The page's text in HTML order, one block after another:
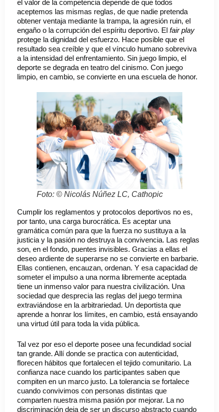
el valor de la competencia depende de que todos
aceptemos las mismas reglas, de que nadie pretenda
obtener ventaja mediante la trampa, la agresión ruin, el
engaño o la corrupción del espíritu deportivo. El fair play
protege la dignidad del esfuerzo. Hace posible que el
resultado sea creíble y que el vínculo humano sobreviva
a la intensidad del enfrentamiento. Sin juego limpio, el
deporte se degrada en teatro del cinismo. Con juego
limpio, en cambio, se convierte en una escuela de honor.
Foto: © Nicolás Núñez LC, Cathopic
Cumplir los reglamentos y protocolos deportivos no es,
por tanto, una carga burocrática. Es aceptar una
gramática común para que la fuerza no sustituya a la
justicia y la pasión no destruya la convivencia. Las reglas
son, en el fondo, puentes invisibles. Gracias a ellas el
deseo ardiente de superarse no se convierte en barbarie.
Ellas contienen, encauzan, ordenan. Y esa capacidad de
someter el impulso a una norma libremente aceptada
tiene un inmenso valor para nuestra civilización. Una
sociedad que desprecia las reglas del juego termina
extraviándose en la arbitrariedad. Un deportista que
aprende a honrar los límites, en cambio, está ensayando
una virtud útil para toda la vida pública.
Tal vez por eso el deporte posee una fecundidad social
tan grande. Allí donde se practica con autenticidad,
florecen hábitos que fortalecen el tejido comunitario. La
confianza nace cuando los participantes saben que
compiten en un marco justo. La tolerancia se fortalece
cuando convivimos con personas distintas que
comparten nuestra misma pasión por mejorar. La no
discriminación deja de ser un discurso abstracto cuando